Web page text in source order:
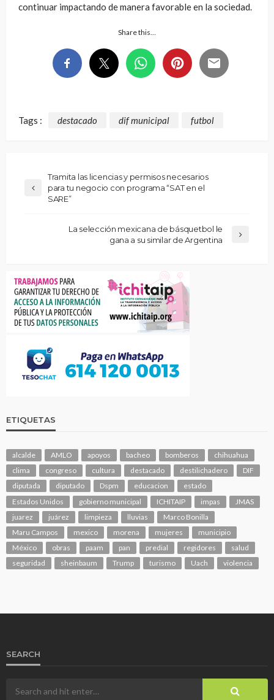
continuar impactando de manera favorable en la sociedad.
Share this…
Tags : destacado dif municipal futbol
Tramita las licencias y permisos necesarios
para tu negocio con programa “SAT en el
SARE”
La selección mexicana de básquetbol le
gana a su similar de Argentina
ETIQUETAS
alcalde AMLO apoyos bacheo bomberos
chihuahua
clima
congreso cultura destacado destilichadero
DIF
diputada
diputado Dspm educacion
estado
Estados Unidos
gobierno municipal ICHITAIP impas
JMAS
juarez
juárez limpieza lluvias
Marco Bonilla
Maru Campos
mexico morena mujeres
municipio
México
obras paam pan predial regidores
salud
seguridad
sheinbaum Trump turismo Uach violencia
SEARCH